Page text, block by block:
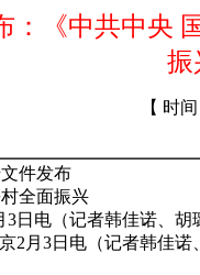
：《中共中央
振
【 时
件发布
全面振兴
3日电（记者韩佳诺、胡
月3日电（记者韩佳诺